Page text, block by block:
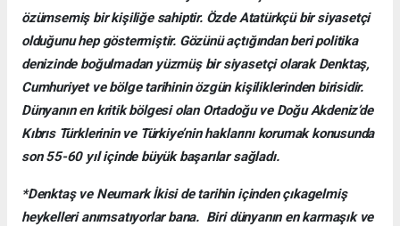
özümsemiş bir kişiliğe sahiptir. Özde Atatürkçü bir siyasetçi
olduğunu hep göstermiştir. Gözünü açtığından beri politika
denizinde boğulmadan yüzmüş bir siyasetçi olarak Denktaş,
Cumhuriyet ve bölge tarihinin özgün kişiliklerinden birisidir.
Dünyanın en kritik bölgesi olan Ortadoğu ve Doğu Akdeniz’de
Kıbrıs Türklerinin ve Türkiye’nin haklarını korumak konusunda
son 55-60 yıl içinde büyük başarılar sağladı.
*Denktaş ve Neumark İkisi de tarihin içinden çıkagelmiş
heykelleri anımsatıyorlar bana. Biri dünyanın en karmaşık ve